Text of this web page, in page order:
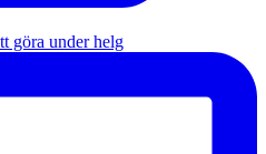
göra under helg